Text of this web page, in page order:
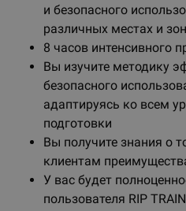
и безопасного
различных местах и
8 часов интенсивного
Вы изучите методику
безопасного
адаптируясь ко всем
подготовки
Вы получите знания о
клиентам
У вас будет
пользователя RIP